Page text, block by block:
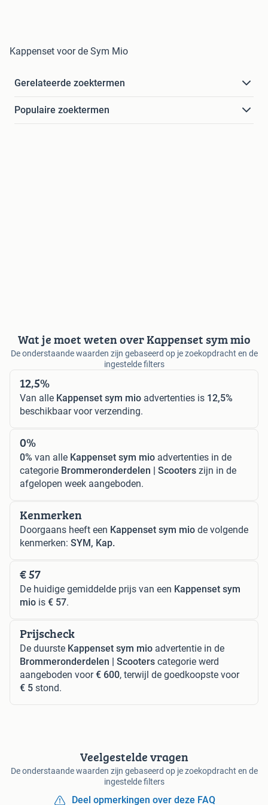
Kappenset voor de Sym Mio
Gerelateerde zoektermen
Populaire zoektermen
Wat je moet weten over Kappenset sym mio
De onderstaande waarden zijn gebaseerd op je zoekopdracht en de
ingestelde filters
12,5%
Van alle Kappenset sym mio advertenties is 12,5%
beschikbaar voor verzending.
0%
0% van alle Kappenset sym mio advertenties in de
categorie Brommeronderdelen | Scooters zijn in de
afgelopen week aangeboden.
Kenmerken
Doorgaans heeft een Kappenset sym mio de volgende
kenmerken: SYM, Kap.
€ 57
De huidige gemiddelde prijs van een Kappenset sym
mio is € 57.
Prijscheck
De duurste Kappenset sym mio advertentie in de
Brommeronderdelen | Scooters categorie werd
aangeboden voor€ 600, terwijl de goedkoopste voor
€ 5 stond.
Veelgestelde vragen
De onderstaande waarden zijn gebaseerd op je zoekopdracht en de
ingestelde filters
Deel opmerkingen over deze FAQ